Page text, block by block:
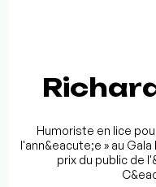
Humoriste en lice
l'ann&eacute;e » au
prix du public de